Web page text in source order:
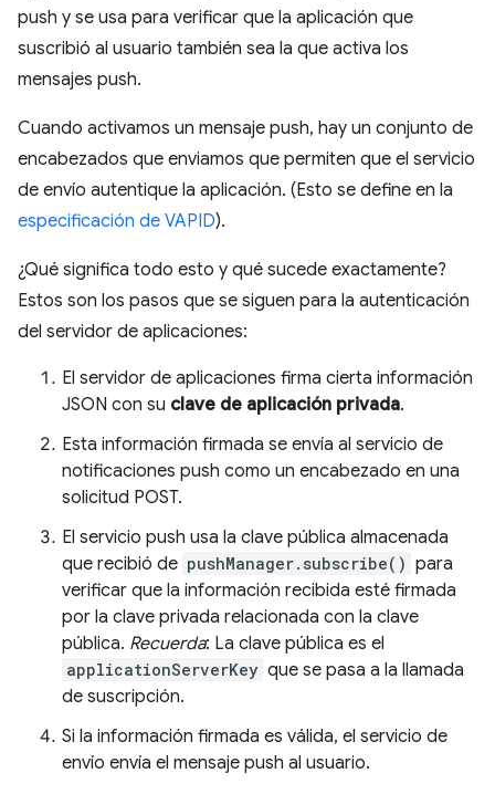
push y se usa para verificar que la aplicación que
suscribió al usuario también sea la que activa los
mensajes push.
Cuando activamos un mensaje push, hay un conjunto de
encabezados que enviamos que permiten que el servicio
de envío autentique la aplicación. (Esto se define en la
especificación de VAPID).
¿Qué significa todo esto y qué sucede exactamente?
Estos son los pasos que se siguen para la autenticación
del servidor de aplicaciones:
El servidor de aplicaciones firma cierta información
JSON con su clave de aplicación privada.
Esta información firmada se envía al servicio de
notificaciones push como un encabezado en una
solicitud POST.
El servicio push usa la clave pública almacenada
que recibió de pushManager.subscribe() para
verificar que la información recibida esté firmada
por la clave privada relacionada con la clave
pública. Recuerda: La clave pública es el
applicationServerKey que se pasa a la llamada
de suscripción.
Si la información firmada es válida, el servicio de
envío envía el mensaje push al usuario.